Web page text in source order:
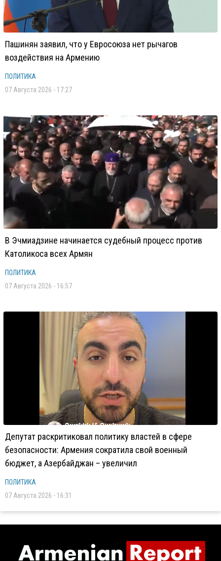
Пашинян заявил, что у Евросоюза нет рычагов
воздействия на Армению
ПОЛИТИКА
07 Августа 2026 - 17:27
В Эчмиадзине начинается судебный процесс против
Католикоса всех Армян
ПОЛИТИКА
07 Августа 2026 - 16:57
Депутат раскритиковал политику властей в сфере
безопасности: Армения сократила свой военный
бюджет, а Азербайджан – увеличил
ПОЛИТИКА
07 Августа 2026 - 16:31